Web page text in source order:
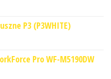
P3 (P3WHITE)
Pro WF-M5190DW